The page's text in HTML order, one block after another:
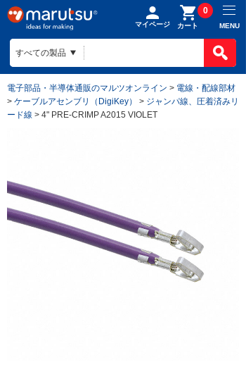
マイページ カート
0
MENU
電子部品・半導体通販のマルツオンライン > 電線・配線部材
> ケーブルアセンブリ（DigiKey） > ジャンパ線、圧着済みリ
ード線 > 4" PRE-CRIMP A2015 VIOLET